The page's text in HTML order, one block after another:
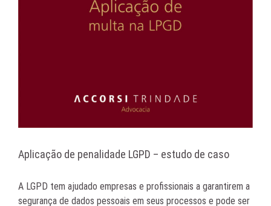
Aplicação de penalidade LGPD – estudo de caso
A LGPD tem ajudado empresas e profissionais a garantirem a
segurança de dados pessoais em seus processos e pode ser